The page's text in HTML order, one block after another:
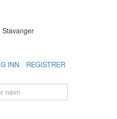
Stavanger
INN
REGISTRER